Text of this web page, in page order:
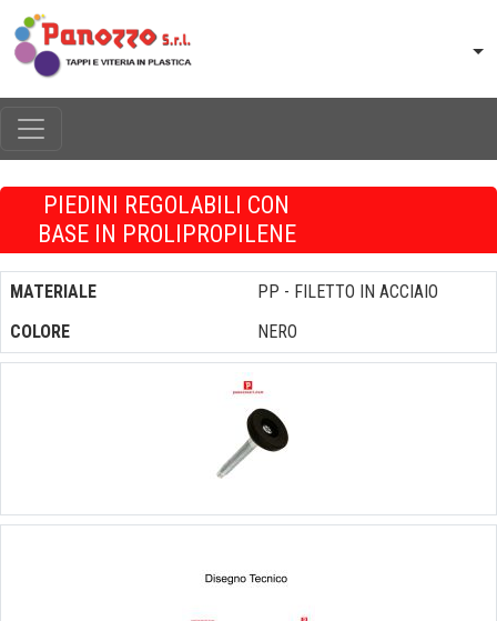
PIEDINI REGOLABILI CON
BASE IN PROLIPROPILENE
MATERIALE
PP - FILETTO IN ACCIAIO
COLORE
NERO